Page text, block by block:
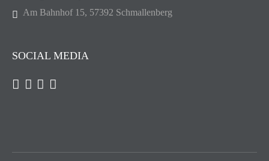
Am Bahnhof 15, 57392 Schmallenberg
SOCIAL MEDIA